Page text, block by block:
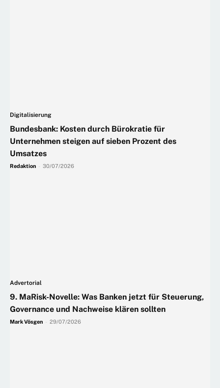
Digitalisierung
Bundesbank: Kosten durch Bürokratie für
Unternehmen steigen auf sieben Prozent des
Umsatzes
Redaktion 30/07/2026
Advertorial
9. MaRisk-Novelle: Was Banken jetzt für Steuerung,
Governance und Nachweise klären sollten
Mark Vösgen 29/07/2026